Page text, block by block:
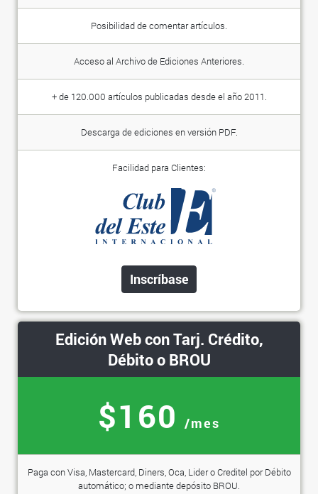
Posibilidad de comentar artículos.
Acceso al Archivo de Ediciones Anteriores.
+ de 120.000 artículos publicadas desde el año 2011.
Descarga de ediciones en versión PDF.
Facilidad para Clientes:
Inscríbase
Edición Web con Tarj. Crédito,
Débito o BROU
$160 /mes
Paga con Visa, Mastercard, Diners, Oca, Lider o Creditel por Débito
automático; o mediante depósito BROU.